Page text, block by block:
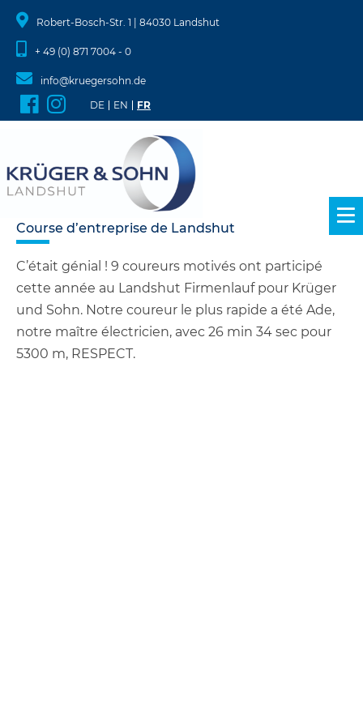
Robert-Bosch-Str. 1 | 84030 Landshut
+ 49 (0) 871 7004 - 0
info@kruegersohn.de
DE
EN FR
Aller
Course d’entreprise de Landshut
C’était génial ! 9 coureurs motivés ont participé
cette année au Landshut Firmenlauf pour Krüger
und Sohn. Notre coureur le plus rapide a été Ade,
notre maître électricien, avec 26 min 34 sec pour
5300 m, RESPECT.